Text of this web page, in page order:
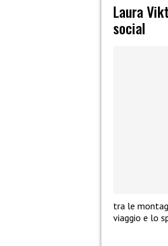
Laura
social
tra le
viaggio e lo